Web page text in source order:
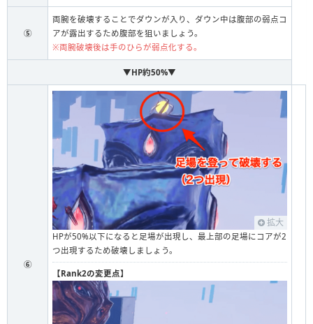
⑤
両腕を破壊することでダウンが入り、ダウン中は腹部の弱点コ
アが露出するため腹部を狙いましょう。
※両腕破壊後は手のひらが弱点化する。
▼HP約50%▼
⑥
拡大
HPが50%以下になると足場が出現し、最上部の足場にコアが2
つ出現するため破壊しましょう。
【Rank2の変更点】